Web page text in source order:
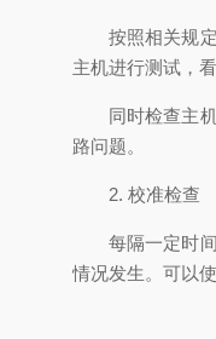
按照相关规
主机进行测试，
同时检查主
路问题。
2. 校准检查
每隔一定时
情况发生。可以